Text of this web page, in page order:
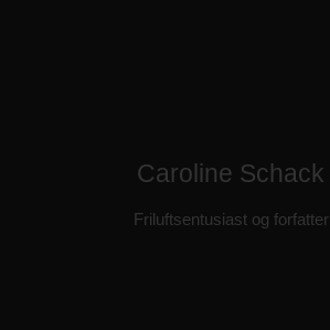
Caroline Schack
Friluftsentusiast og forfatter